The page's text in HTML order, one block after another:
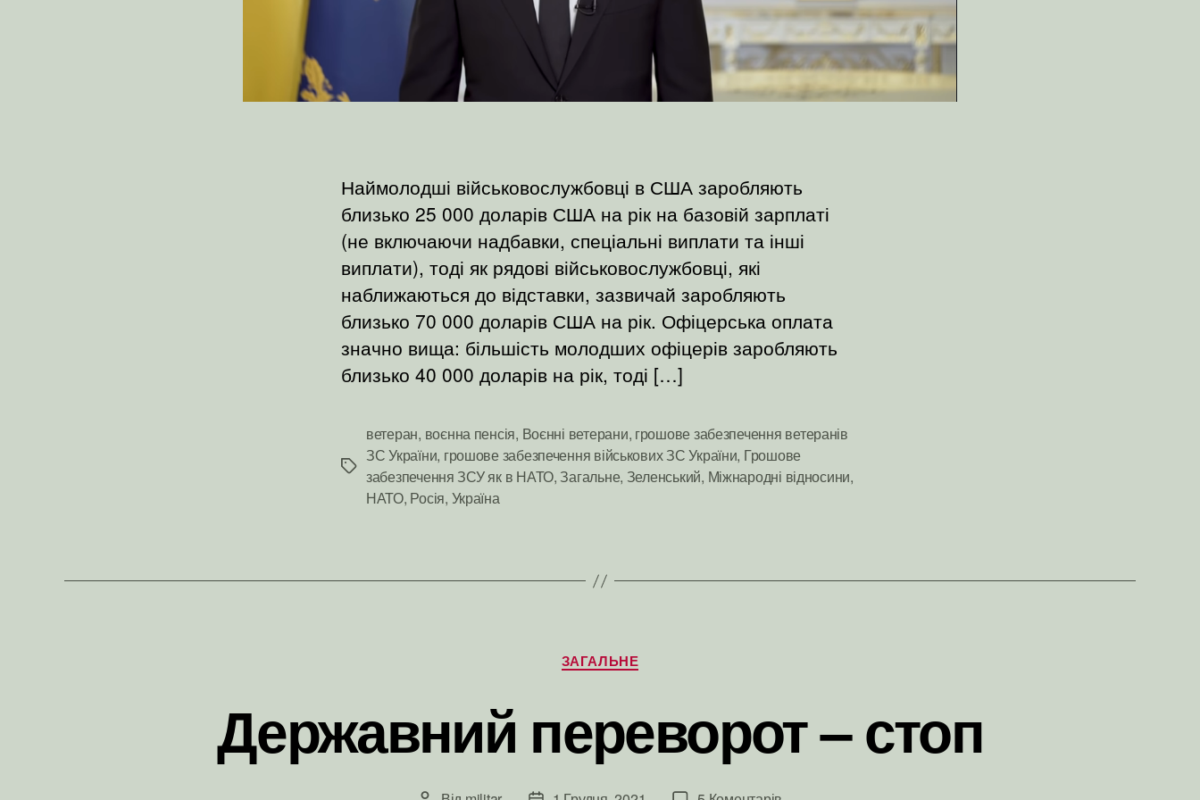
Наймолодші військовослужбовці в США заробляють
близько 25 000 доларів США на рік на базовій зарплаті
(не включаючи надбавки, спеціальні виплати та інші
виплати), тоді як рядові військовослужбовці, які
наближаються до відставки, зазвичай заробляють
близько 70 000 доларів США на рік. Офіцерська оплата
значно вища: більшість молодших офіцерів заробляють
близько 40 000 доларів на рік, тоді […]
Позначки
ветеран, воєнна пенсія, Воєнні ветерани, грошове забезпечення ветеранів
ЗС України, грошове забезпечення військових ЗС України, Грошове
забезпечення ЗСУ як в НАТО, Загальне, Зеленський, Міжнародні відносини,
НАТО, Росія, Україна
Категорії
ЗАГАЛЬНЕ
Державний переворот – стоп